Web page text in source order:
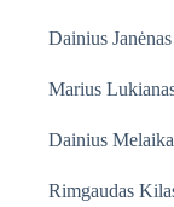
Dainius
Marius
Dainius
Rimgaudas